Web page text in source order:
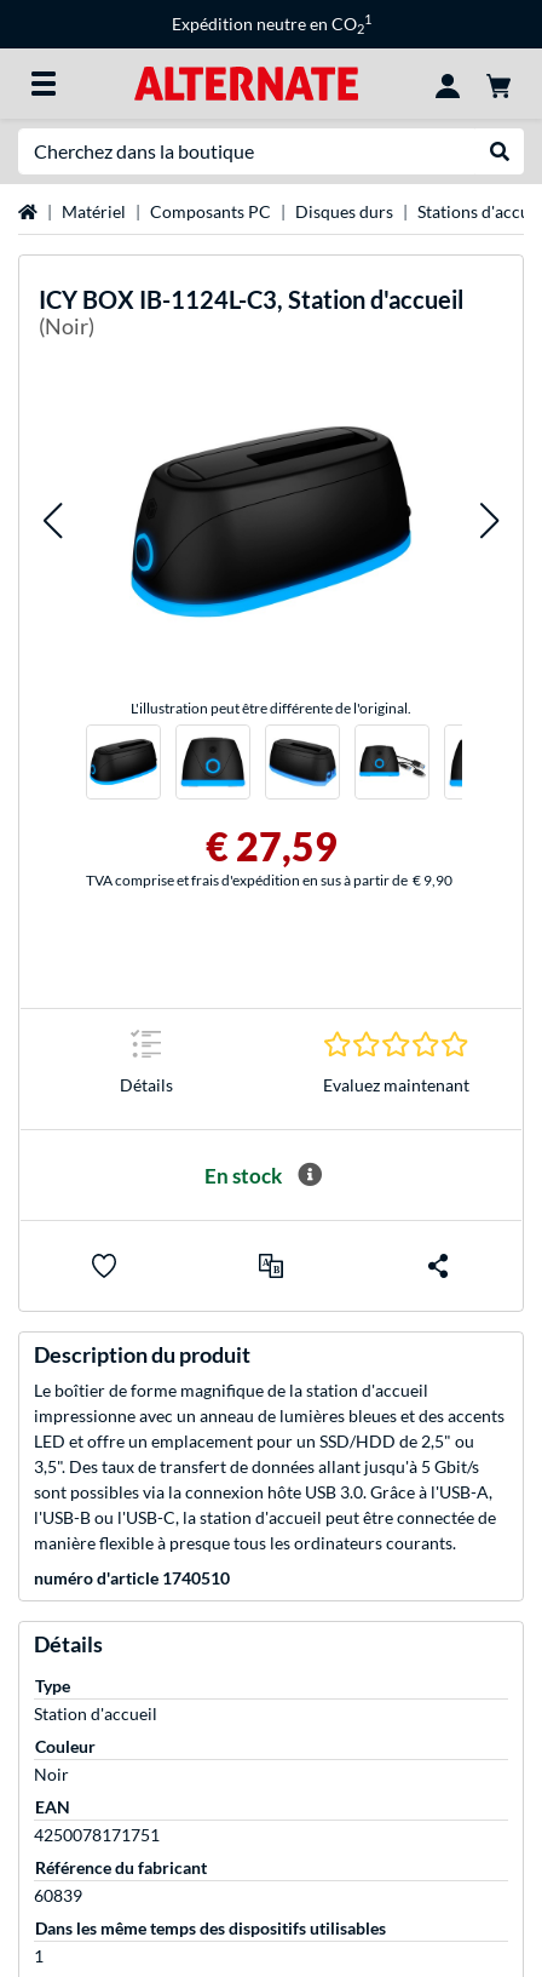
Expédition neutre en CO2
1
Page d'accueil
Matériel Composants PC Disques durs Stations
ICY BOX IB-1124L-C3, Station d'accueil
(Noir)
L'illustration peut être différente de l'original.
€ 27,59
TVA comprise et frais d'expédition en sus à partir de € 9,90
Détails Evaluez maintenant
En stock
Description du produit
Le boîtier de forme magnifique de la station d'accueil
impressionne avec un anneau de lumières bleues et des accents
LED et offre un emplacement pour un SSD/HDD de 2,5" ou
3,5". Des taux de transfert de données allant jusqu'à 5 Gbit/s
sont possibles via la connexion hôte USB 3.0. Grâce à l'USB-A,
l'USB-B ou l'USB-C, la station d'accueil peut être connectée de
manière flexible à presque tous les ordinateurs courants.
numéro d'article 1740510
Détails
Type
Station d'accueil
Couleur
Noir
EAN
4250078171751
Référence du fabricant
60839
Dans les même temps des dispositifs utilisables
1